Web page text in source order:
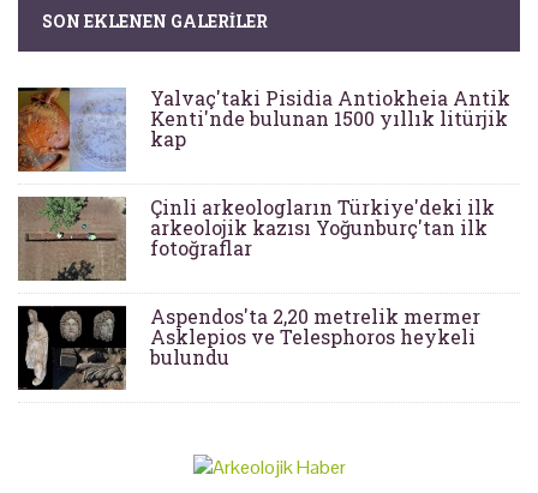
SON EKLENEN GALERILER
Yalvaç'taki Pisidia Antiokheia Antik
Kenti'nde bulunan 1500 yıllık litürjik
kap
Çinli arkeologların Türkiye'deki ilk
arkeolojik kazısı Yoğunburç'tan ilk
fotoğraflar
Aspendos'ta 2,20 metrelik mermer
Asklepios ve Telesphoros heykeli
bulundu